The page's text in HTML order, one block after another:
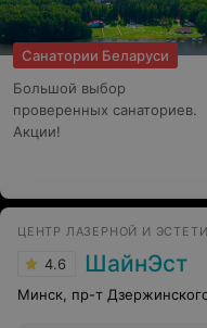
Санатории Беларуси
Большой выбор
проверенных санаториев.
Акции!
ЦЕНТР ЛАЗЕРНОЙ И
4.6 ШайнЭст
Минск, пр-т